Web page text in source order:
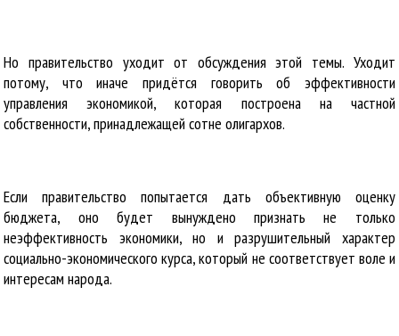
Но правительство уходит от обсуждения этой темы. Уходит
потому, что иначе придётся говорить об эффективности
управления экономикой, которая построена на частной
собственности, принадлежащей сотне олигархов.
Если правительство попытается дать объективную оценку
бюджета, оно будет вынуждено признать не только
неэффективность экономики, но и разрушительный характер
социально-экономического курса, который не соответствует воле и
интересам народа.